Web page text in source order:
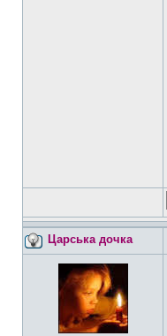
Царська дочка